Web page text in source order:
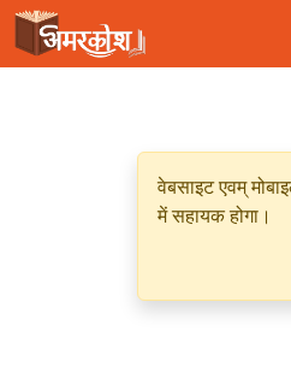
वेबसाइट एवम्
में सहायक होगा।